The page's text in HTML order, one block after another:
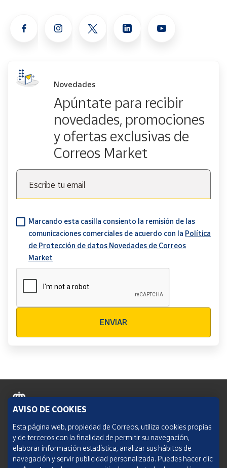
Novedades
Apúntate para recibir
novedades, promociones
y ofertas exclusivas de
Correos Market
Escribe tu email
Marcando esta casilla consiento la remisión de las
comunicaciones comerciales de acuerdo con la Política
de Protección de datos Novedades de Correos
Market
ENVIAR
Política de cookies
Aviso legal
Condiciones del servicio
AVISO DE COOKIES
Esta página web, propiedad de Correos, utiliza cookies propias
y de terceros con la finalidad de permitir su navegación,
elaborar información estadística, analizar sus hábitos de
navegación y servir publicidad personalizada. Puedes hacer clic